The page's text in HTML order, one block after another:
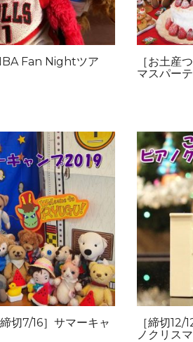
Fan Nightツア
［お土産
マスパー
締切7/16］サマーキャ
［締切
ノクリス